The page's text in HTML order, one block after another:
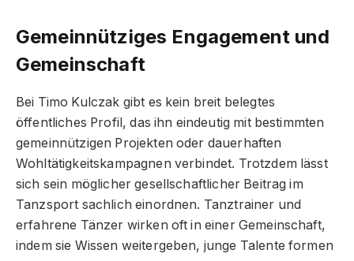
Gemeinnütziges Engagement und
Gemeinschaft
Bei Timo Kulczak gibt es kein breit belegtes
öffentliches Profil, das ihn eindeutig mit bestimmten
gemeinnützigen Projekten oder dauerhaften
Wohltätigkeitskampagnen verbindet. Trotzdem lässt
sich sein möglicher gesellschaftlicher Beitrag im
Tanzsport sachlich einordnen. Tanztrainer und
erfahrene Tänzer wirken oft in einer Gemeinschaft,
indem sie Wissen weitergeben, junge Talente formen